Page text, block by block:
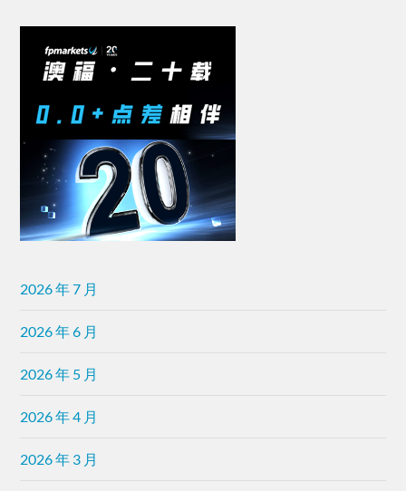
2026 年 7 月
2026 年 6 月
2026 年 5 月
2026 年 4 月
2026 年 3 月